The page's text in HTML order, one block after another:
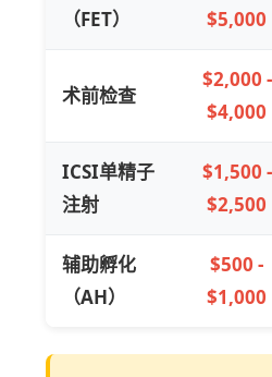
（FET）
$5,000
术前检查
$2,000 -
$4,000
ICSI单精子
注射
$1,500 -
$2,500
辅助孵化
（AH）
$500 -
$1,000